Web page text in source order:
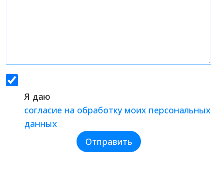
Я даю
согласие на обработку моих персональных
данных
Отправить